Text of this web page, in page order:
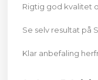
Rigtig god kvalitet
Se selv resultat på
Klar anbefaling